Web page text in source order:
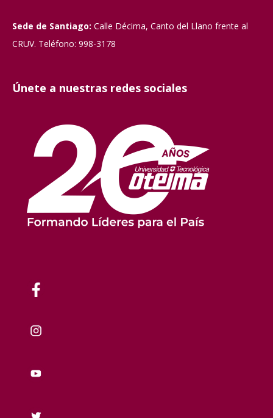
Sede de Santiago: Calle Décima, Canto del Llano frente al
CRUV. Teléfono: 998-3178
Únete a nuestras redes sociales